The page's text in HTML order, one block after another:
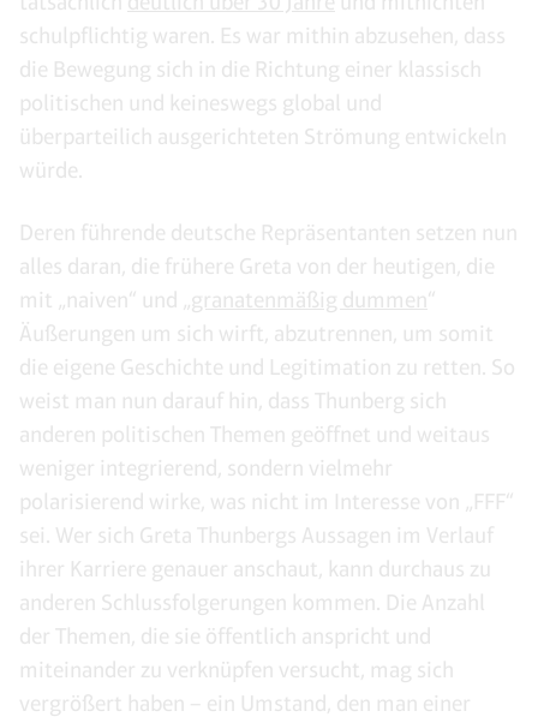
schulpflichtig waren. Es war mithin abzusehen, dass
die Bewegung sich in die Richtung einer klassisch
politischen und keineswegs global und
überparteilich ausgerichteten Strömung entwickeln
würde.
Deren führende deutsche Repräsentanten setzen nun
alles daran, die frühere Greta von der heutigen, die
mit „naiven“ und „granatenmäßig dummen“
Äußerungen um sich wirft, abzutrennen, um somit
die eigene Geschichte und Legitimation zu retten. So
weist man nun darauf hin, dass Thunberg sich
anderen politischen Themen geöffnet und weitaus
weniger integrierend, sondern vielmehr
polarisierend wirke, was nicht im Interesse von „FFF“
sei. Wer sich Greta Thunbergs Aussagen im Verlauf
ihrer Karriere genauer anschaut, kann durchaus zu
anderen Schlussfolgerungen kommen. Die Anzahl
der Themen, die sie öffentlich anspricht und
miteinander zu verknüpfen versucht, mag sich
vergrößert haben – ein Umstand, den man einer